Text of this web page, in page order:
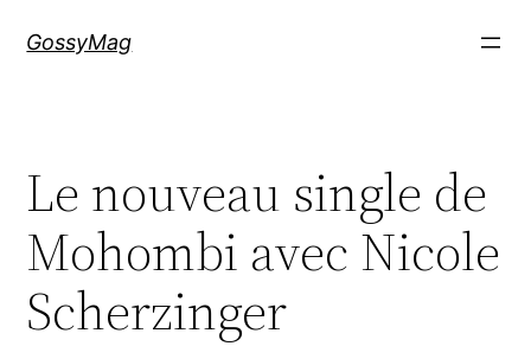
GossyMag
Le nouveau single de
Mohombi avec Nicole
Scherzinger